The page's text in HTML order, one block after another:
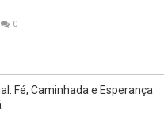
0
Fé, Caminhada e Esperança